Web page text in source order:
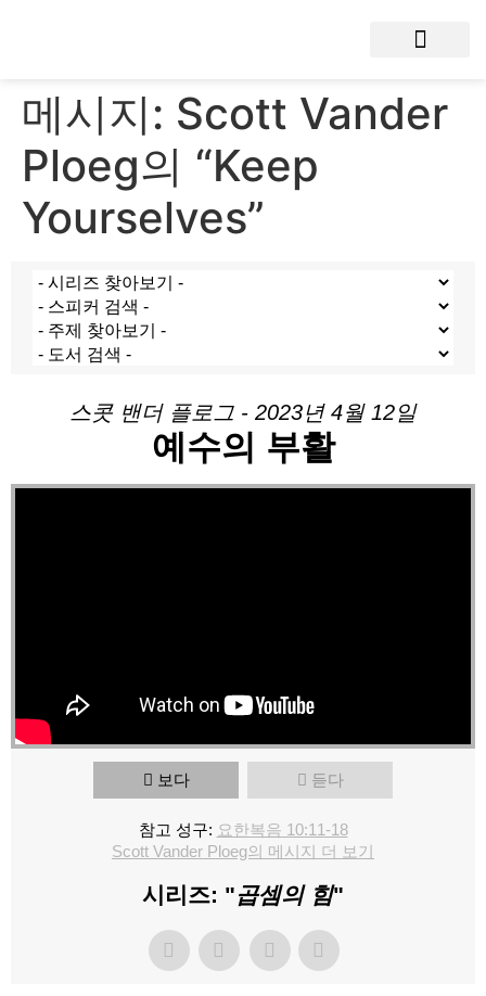
메시지: Scott Vander
Ploeg의 “Keep
Yourselves”
스콧 밴더 플로그 - 2023년 4월 12일
예수의 부활
보다 듣다
참고 성구: 요한복음 10:11-18
Scott Vander Ploeg의 메시지 더 보기
시리즈: "곱셈의 힘"